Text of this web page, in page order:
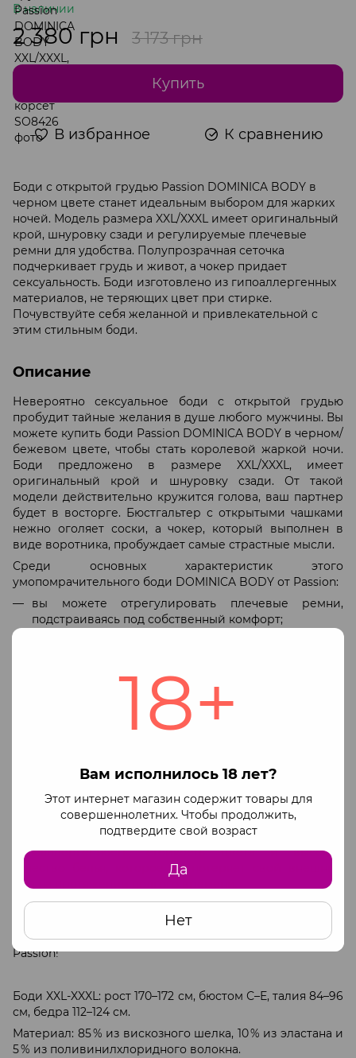
18+
Вам исполнилось 18 лет?
Этот интернет магазин содержит товары для
совершеннолетних. Чтобы продолжить,
подтвердите свой возраст
Да
Нет
В наличии
2 380 грн 3 173 грн
Купить
В избранное К сравнению
Боди с открытой грудью Passion DOMINICA BODY в
черном цвете станет идеальным выбором для жарких
ночей. Модель размера XXL/XXXL имеет оригинальный
крой, шнуровку сзади и регулируемые плечевые
ремни для удобства. Полупрозрачная сеточка
подчеркивает грудь и живот, а чокер придает
сексуальность. Боди изготовлено из гипоаллергенных
материалов, не теряющих цвет при стирке.
Почувствуйте себя желанной и привлекательной с
этим стильным боди.
Описание
Невероятно сексуальное боди с открытой грудью
пробудит тайные желания в душе любого мужчины. Вы
можете купить боди Passion DOMINICA BODY в черном/
бежевом цвете, чтобы стать королевой жаркой ночи.
Боди предложено в размере XXL/XXXL, имеет
оригинальный крой и шнуровку сзади. От такой
модели действительно кружится голова, ваш партнер
будет в восторге. Бюстгальтер с открытыми чашками
нежно оголяет соски, а чокер, который выполнен в
виде воротника, пробуждает самые страстные мысли.
Среди основных характеристик этого
умопомрачительного боди DOMINICA BODY от Passion:
вы можете отрегулировать плечевые ремни,
подстраиваясь под собственный комфорт;
сексуальная полупрозрачная сеточка сделает
акцент на животике и груди;
ткань не вызывает аллергии.
бренда Passions беспокоятся не только о том, чтобы все
придерживаются европейских стандартов контроля
качества. Материалы, из которых производятся боди,
имеют сертификаты OECO-TEX. Это гарантирует их
гипоаллергенность, стойкость цвета и высокое
качество белья, которое не потеряет свой внешний
вид на протяжении долгого времени.
Почувствуйте себя желанной и сексуальной,
разожгите огонь страсти в глазах любимого мужчины,
облачившись в шикарное боди DOMINICA BODY от
Passion!
Боди XXL-XXXL: рост 170–172 см, бюстом С–Е, талия 84–96
см, бедра 112–124 см.
Материал: 85 % из вискозного шелка, 10 % из эластана и
5 % из поливинилхлоридного волокна.